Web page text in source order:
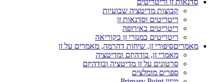
סדנאות זן וריטריטים
קבוצות מדיטציה שבועיות
ריטריטים וסדנאות זן
ריטריטים באירופה
ריטריטים במנזרי זן בקוריאה
מאמריםסיפורי זן, שיחות דהרמה, מאמרים על זן
מאמרי זן, בודהיזם ומדיטציה
סרטונים על זן מדיטציה ובודהיזם
ספרים מומלצים